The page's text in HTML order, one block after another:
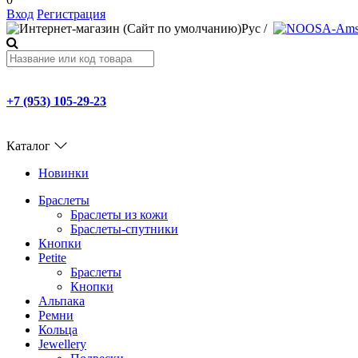
Вход Регистрация
Рус /
+7 (953) 105-29-23
Каталог
Новинки
Браслеты
Браслеты из кожи
Браслеты-спутники
Кнопки
Petite
Браслеты
Кнопки
Альпака
Ремни
Кольца
Jewellery